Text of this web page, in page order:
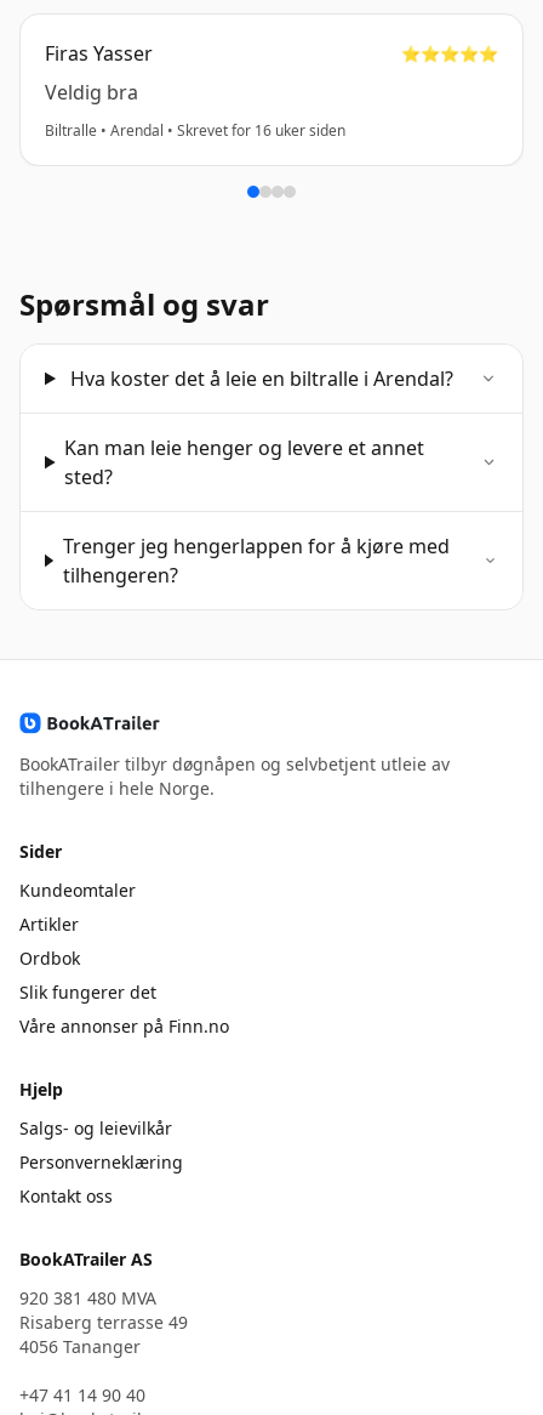
Firas Yasser ⭐️⭐️⭐️⭐️⭐️
Veldig bra
Biltralle • Arendal • Skrevet for 16 uker siden
Spørsmål og svar
Hva koster det å leie en biltralle i Arendal?
Kan man leie henger og levere et annet
sted?
Trenger jeg hengerlappen for å kjøre med
tilhengeren?
BookATrailer tilbyr døgnåpen og selvbetjent utleie av
tilhengere i hele Norge.
Sider
Kundeomtaler
Artikler
Ordbok
Slik fungerer det
Våre annonser på Finn.no
Hjelp
Salgs- og leievilkår
Personverneklæring
Kontakt oss
BookATrailer AS
920 381 480 MVA
Risaberg terrasse 49
4056 Tananger
+47 41 14 90 40